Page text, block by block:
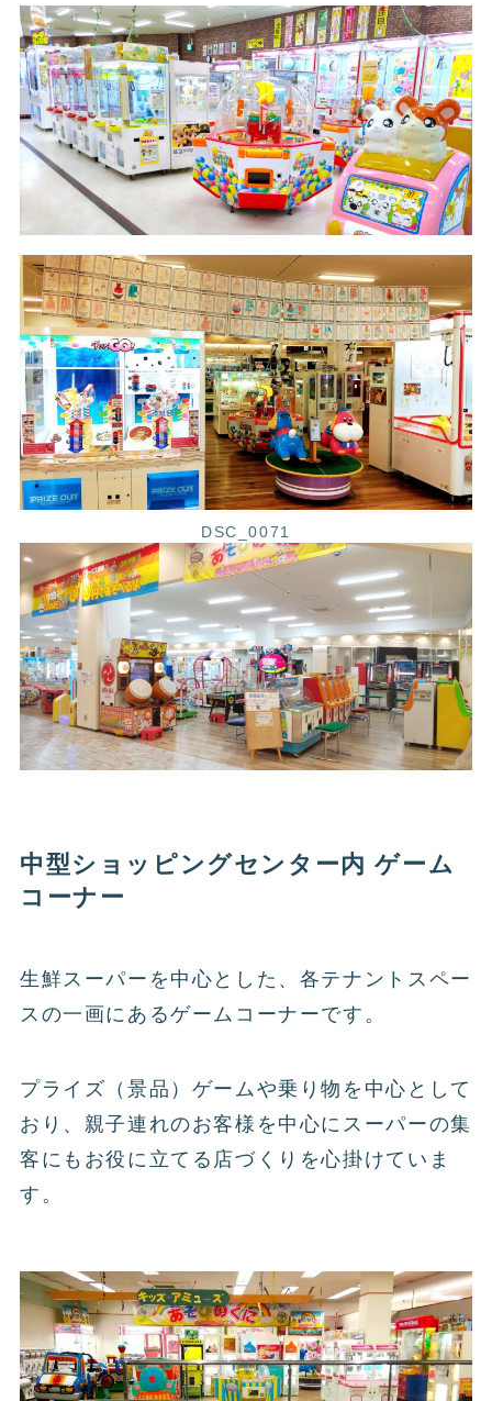
DSC_0071
中型ショッピングセンター内 ゲーム
コーナー
生鮮スーパーを中心とした、各テナントスペー
スの一画にあるゲームコーナーです。
プライズ（景品）ゲームや乗り物を中心として
おり、親子連れのお客様を中心にスーパーの集
客にもお役に立てる店づくりを心掛けていま
す。